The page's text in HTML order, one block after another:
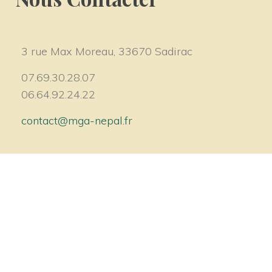
3 rue Max Moreau, 33670 Sadirac
07.69.30.28.07
06.64.92.24.22
contact@mga-nepal.fr